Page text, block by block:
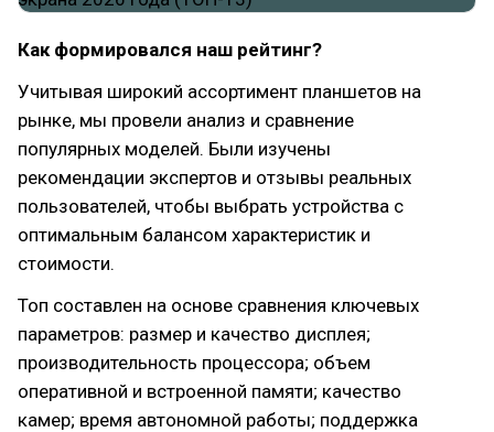
Как формировался наш рейтинг?
Учитывая широкий ассортимент планшетов на
рынке, мы провели анализ и сравнение
популярных моделей. Были изучены
рекомендации экспертов и отзывы реальных
пользователей, чтобы выбрать устройства с
оптимальным балансом характеристик и
стоимости.
Топ составлен на основе сравнения ключевых
параметров: размер и качество дисплея;
производительность процессора; объем
оперативной и встроенной памяти; качество
камер; время автономной работы; поддержка